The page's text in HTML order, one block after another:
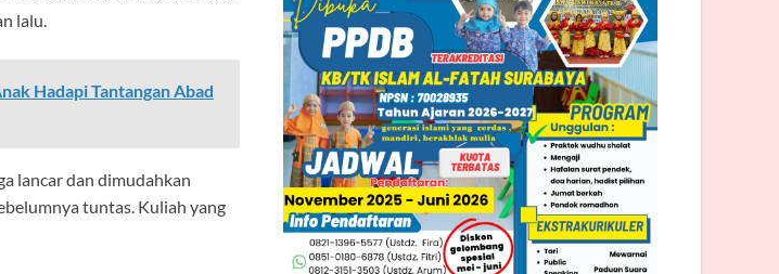
lalu.
Hadapi Tantangan Abad
lancar dan dimudahkan
tuntas. Kuliah yang